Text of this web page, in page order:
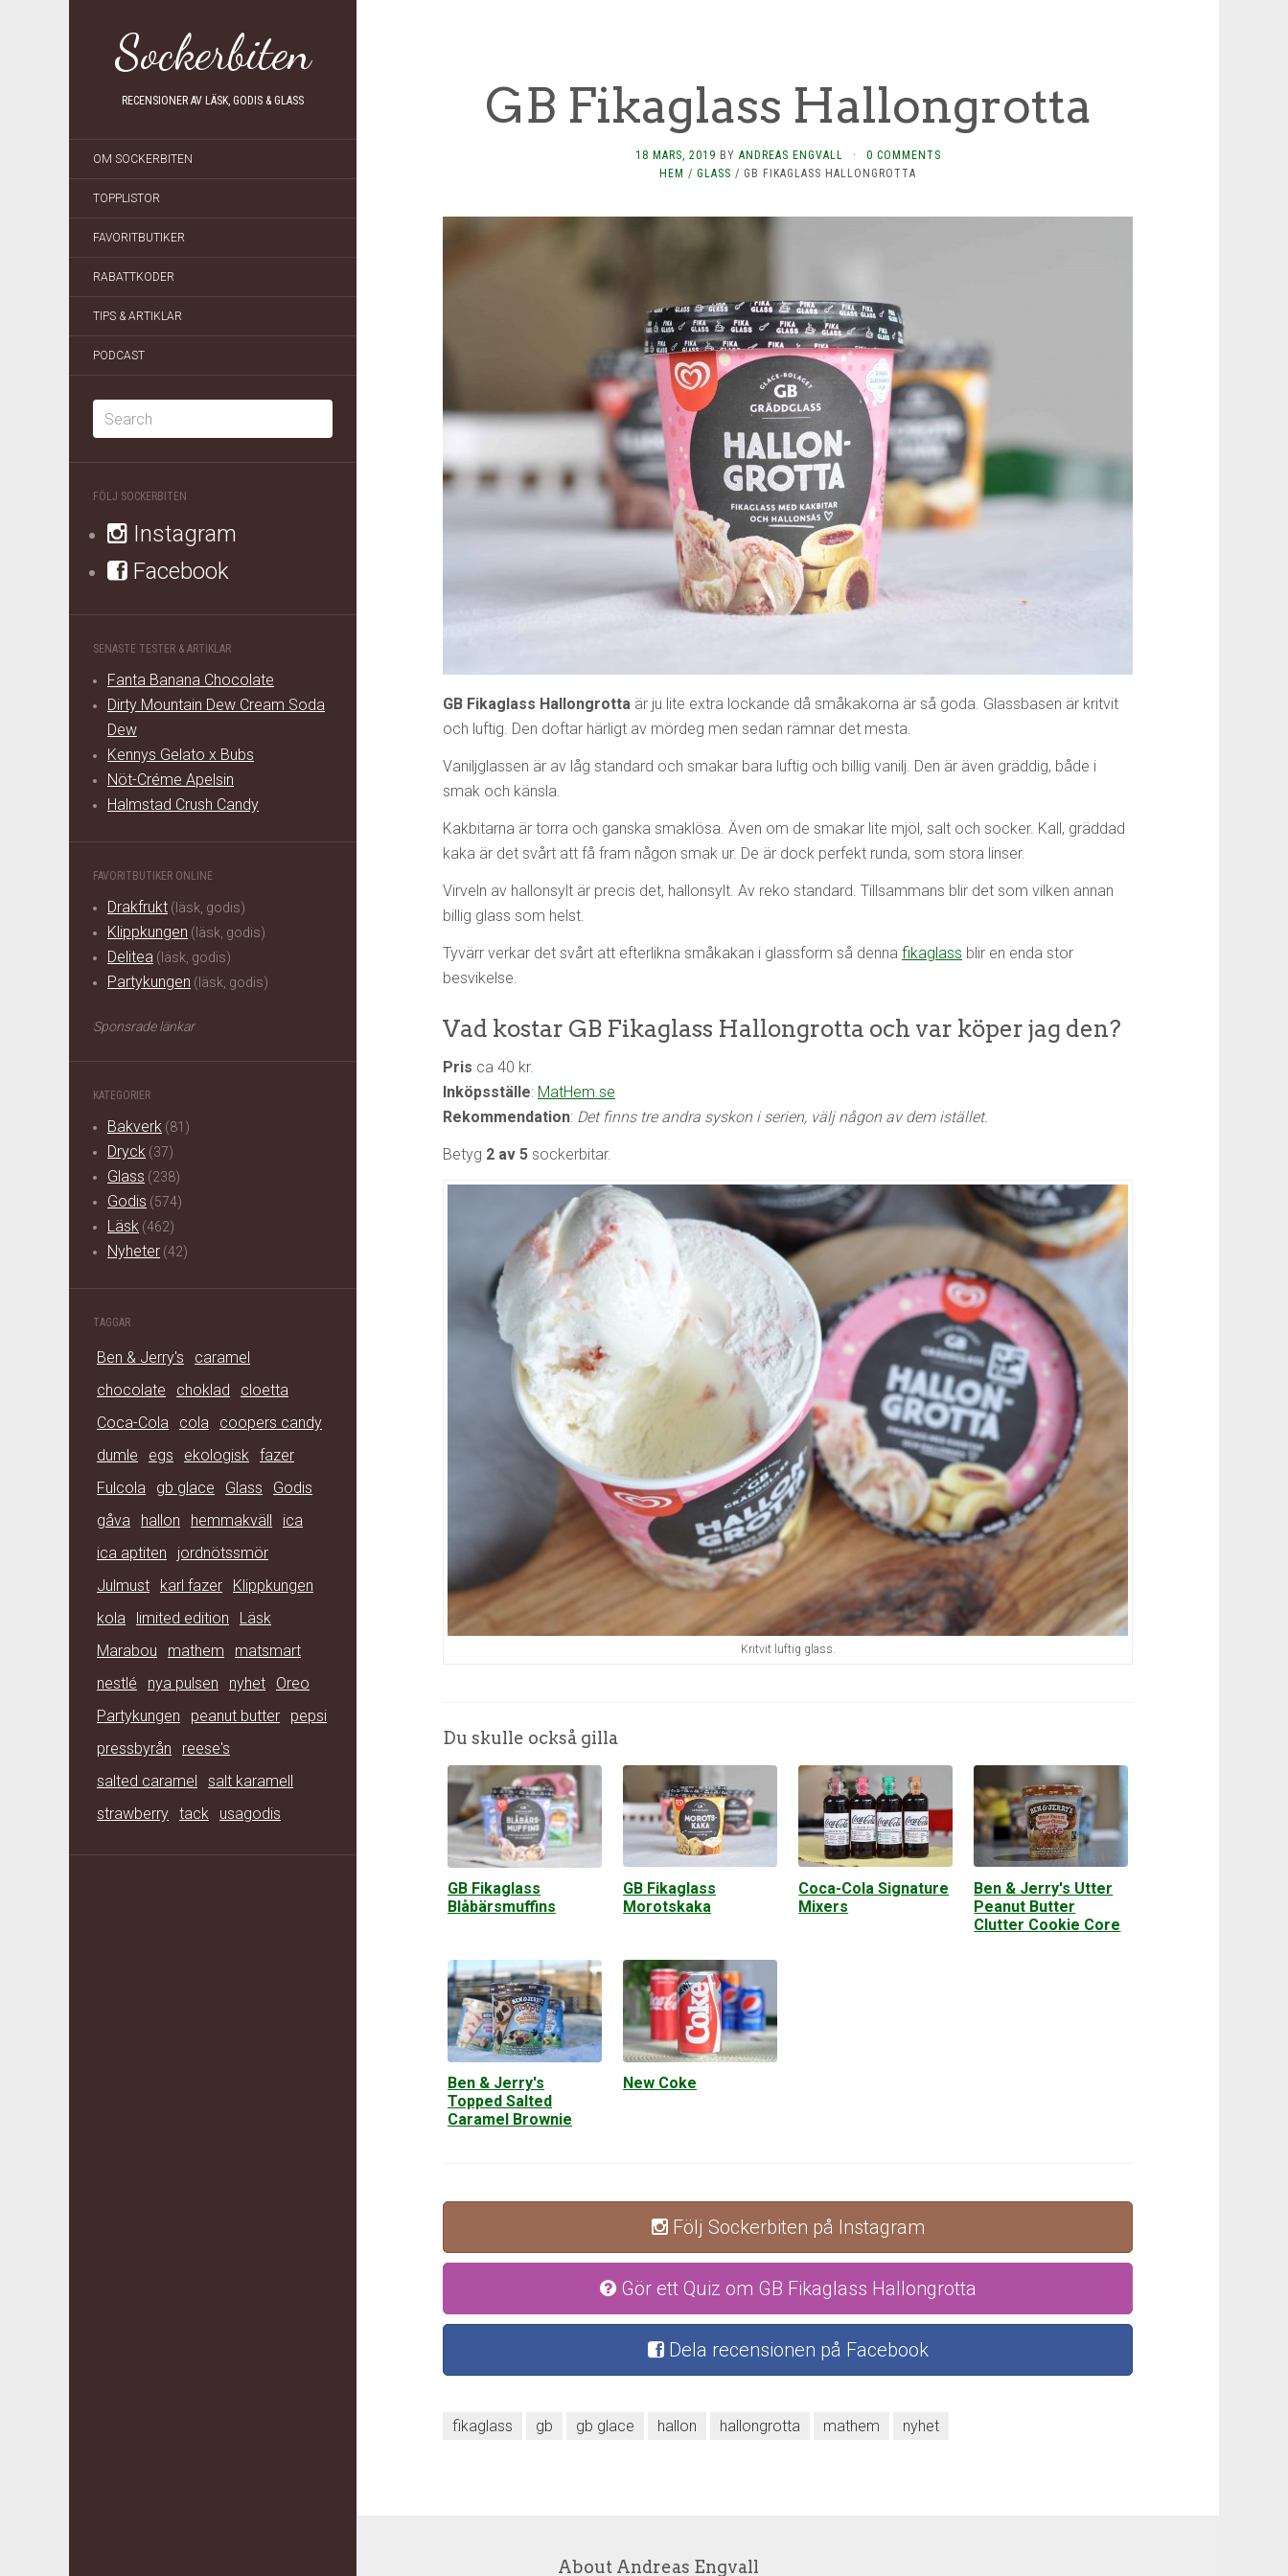
Sockerbiten
RECENSIONER AV LÄSK, GODIS & GLASS
OM SOCKERBITEN
TOPPLISTOR
FAVORITBUTIKER
RABATTKODER
TIPS & ARTIKLAR
PODCAST
FÖLJ SOCKERBITEN
Instagram
Facebook
SENASTE TESTER & ARTIKLAR
Fanta Banana Chocolate
Dirty Mountain Dew Cream Soda
Dew
Kennys Gelato x Bubs
Nöt-Créme Apelsin
Halmstad Crush Candy
FAVORITBUTIKER ONLINE
Drakfrukt (läsk, godis)
Klippkungen (läsk, godis)
Delitea (läsk, godis)
Partykungen (läsk, godis)
Sponsrade länkar
KATEGORIER
Bakverk (81)
Dryck (37)
Glass (238)
Godis (574)
Läsk (462)
Nyheter (42)
TAGGAR
Ben & Jerry's
caramel
chocolate
choklad
cloetta
Coca-Cola
cola
coopers candy
dumle
egs ekologisk fazer
Fulcola
gb glace Glass
Godis
gåva
hallon hemmakväll
ica
ica aptiten
jordnötssmör
Julmust
karl fazer
Klippkungen
kola
limited edition
Läsk
Marabou
mathem
matsmart
nestlé
nya pulsen nyhet
Oreo
Partykungen
peanut butter
pepsi
pressbyrån
reese's
salted caramel
salt karamell
strawberry tack usagodis
GB Fikaglass Hallongrotta
18 MARS, 2019 BY ANDREAS ENGVALL ·
0 COMMENTS
HEM / GLASS / GB FIKAGLASS HALLONGROTTA
GB Fikaglass Hallongrotta är ju lite extra lockande då småkakorna är så goda. Glassbasen är kritvit
och luftig. Den doftar härligt av mördeg men sedan rämnar det mesta.
Vaniljglassen är av låg standard och smakar bara luftig och billig vanilj. Den är även gräddig, både i
smak och känsla.
Kakbitarna är torra och ganska smaklösa. Även om de smakar lite mjöl, salt och socker. Kall, gräddad
kaka är det svårt att få fram någon smak ur. De är dock perfekt runda, som stora linser.
Virveln av hallonsylt är precis det, hallonsylt. Av reko standard. Tillsammans blir det som vilken annan
billig glass som helst.
Tyvärr verkar det svårt att efterlikna småkakan i glassform så denna fikaglass blir en enda stor
besvikelse.
Vad kostar GB Fikaglass Hallongrotta och var köper jag den?
Pris ca 40 kr.
Inköpsställe: MatHem.se
Rekommendation: Det finns tre andra syskon i serien, välj någon av dem istället.
Betyg 2 av 5 sockerbitar.
Kritvit luftig glass.
Du skulle också gilla
GB Fikaglass
Blåbärsmuffins
GB Fikaglass
Morotskaka
Coca-Cola Signature
Mixers
Ben & Jerry's Utter
Peanut Butter
Clutter Cookie Core
Ben & Jerry's
Topped Salted
Caramel Brownie
New Coke
Följ Sockerbiten på Instagram
Gör ett Quiz om GB Fikaglass Hallongrotta
Dela recensionen på Facebook
fikaglass gb gb glace hallon hallongrotta mathem nyhet
About Andreas Engvall